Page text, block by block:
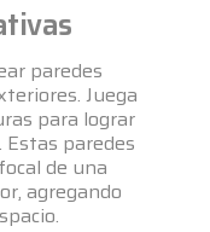
paredes
Juega
para lograr
paredes
de una
agregando